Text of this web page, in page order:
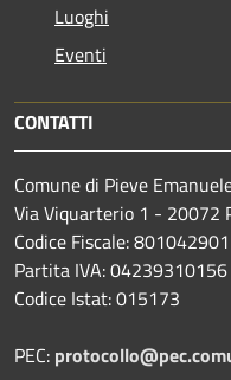
Luoghi
Eventi
CONTATTI
Comune di Pieve
Via Viquarterio 1 - 20072
Codice Fiscale:
Partita IVA: 04239310156
Codice Istat: 015173
PEC: